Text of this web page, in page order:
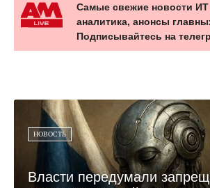
Самые свежие новости
аналитика, анонсы
Подписывайтесь на
НОВОСТЬ
Власти передумали